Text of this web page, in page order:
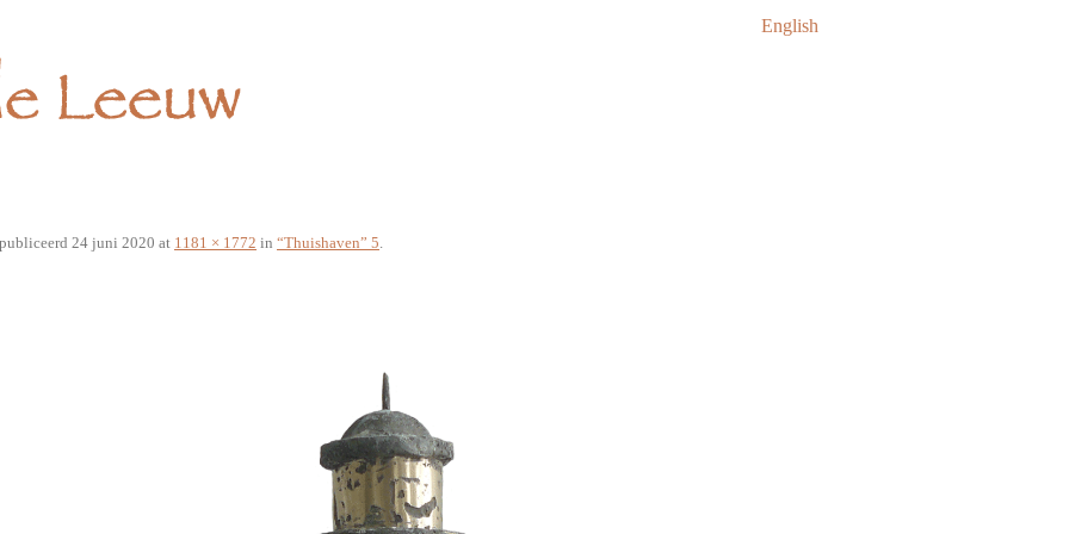
English
24 juni 2020 at 1181 × 1772 in “Thuishaven” 5.